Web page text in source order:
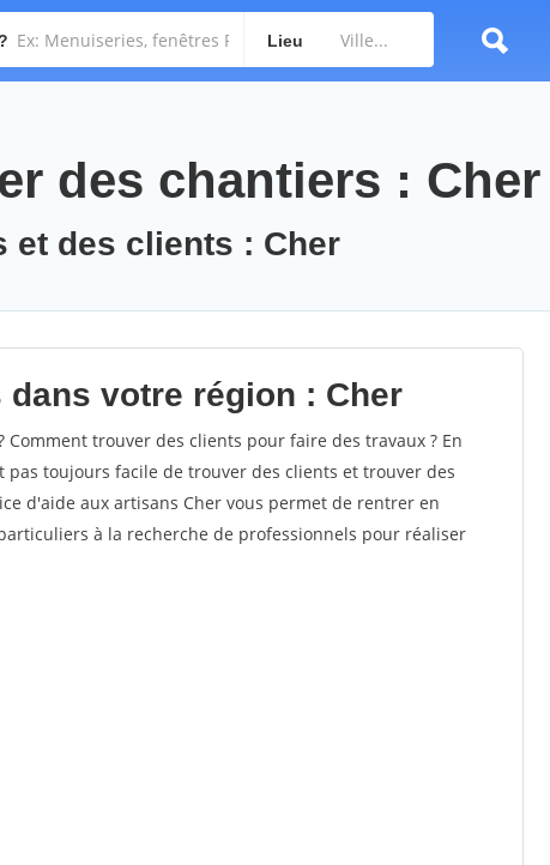
Lieu
des chantiers : Cher
et des clients : Cher
votre région : Cher
trouver des clients pour faire des travaux ? En
toujours facile de trouver des clients et trouver des
d'aide aux artisans Cher vous permet de rentrer en
à la recherche de professionnels pour réaliser